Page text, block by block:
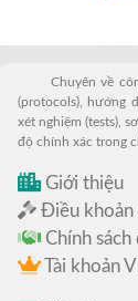
Chuyên về
(protocols), hướng
xét nghiệm (tests),
độ chính xác trong
Giới thiệu
Điều khoản
Chính
Tài khoản